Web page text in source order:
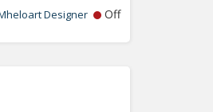
Designer Off